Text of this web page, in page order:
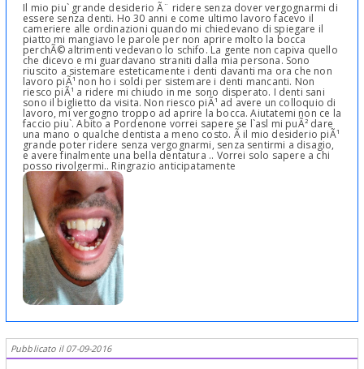
Il mio piu` grande desiderio Ã¨ ridere senza dover vergognarmi di
essere senza denti. Ho 30 anni e come ultimo lavoro facevo il
cameriere alle ordinazioni quando mi chiedevano di spiegare il
piatto mi mangiavo le parole per non aprire molto la bocca
perchÃ© altrimenti vedevano lo schifo. La gente non capiva quello
che dicevo e mi guardavano straniti dalla mia persona. Sono
riuscito a sistemare esteticamente i denti davanti ma ora che non
lavoro piÃ¹ non ho i soldi per sistemare i denti mancanti. Non
riesco piÃ¹ a ridere mi chiudo in me sono disperato. I denti sani
sono il biglietto da visita. Non riesco piÃ¹ ad avere un colloquio di
lavoro, mi vergogno troppo ad aprire la bocca. Aiutatemi non ce la
faccio piu`. Abito a Pordenone vorrei sapere se l`asl mi puÃ² dare
una mano o qualche dentista a meno costo. Ã il mio desiderio piÃ¹
grande poter ridere senza vergognarmi, senza sentirmi a disagio,
e avere finalmente una bella dentatura .. Vorrei solo sapere a chi
posso rivolgermi.. Ringrazio anticipatamente
Pubblicato il 07-09-2016